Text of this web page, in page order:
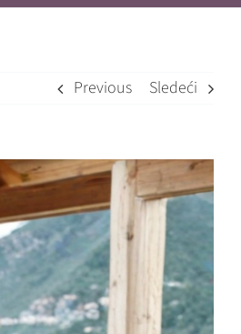
Previous Sledeći